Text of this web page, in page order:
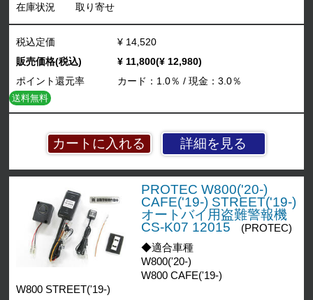
在庫状況 取り寄せ
詳細を見る
税込定価
¥ 14,520
販売価格(税込)
¥ 11,800(¥ 12,980)
ポイント還元率
カード：1.0％ / 現金：3.0％
送料無料
PROTEC W800('20-)
CAFE('19-) STREET('19-)
オートバイ用盗難警報機
CS-K07 12015
(PROTEC)
◆適合車種
W800('20-)
W800 CAFE('19-)
W800 STREET('19-)